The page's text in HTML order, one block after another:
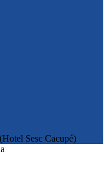
Sesc Cacupé)